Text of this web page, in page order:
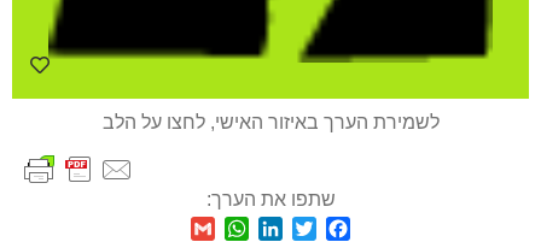
לשמירת הערך באיזור האישי, לחצו על הלב
שתפו את הערך:
Facebook
Twitter
LinkedIn
WhatsApp